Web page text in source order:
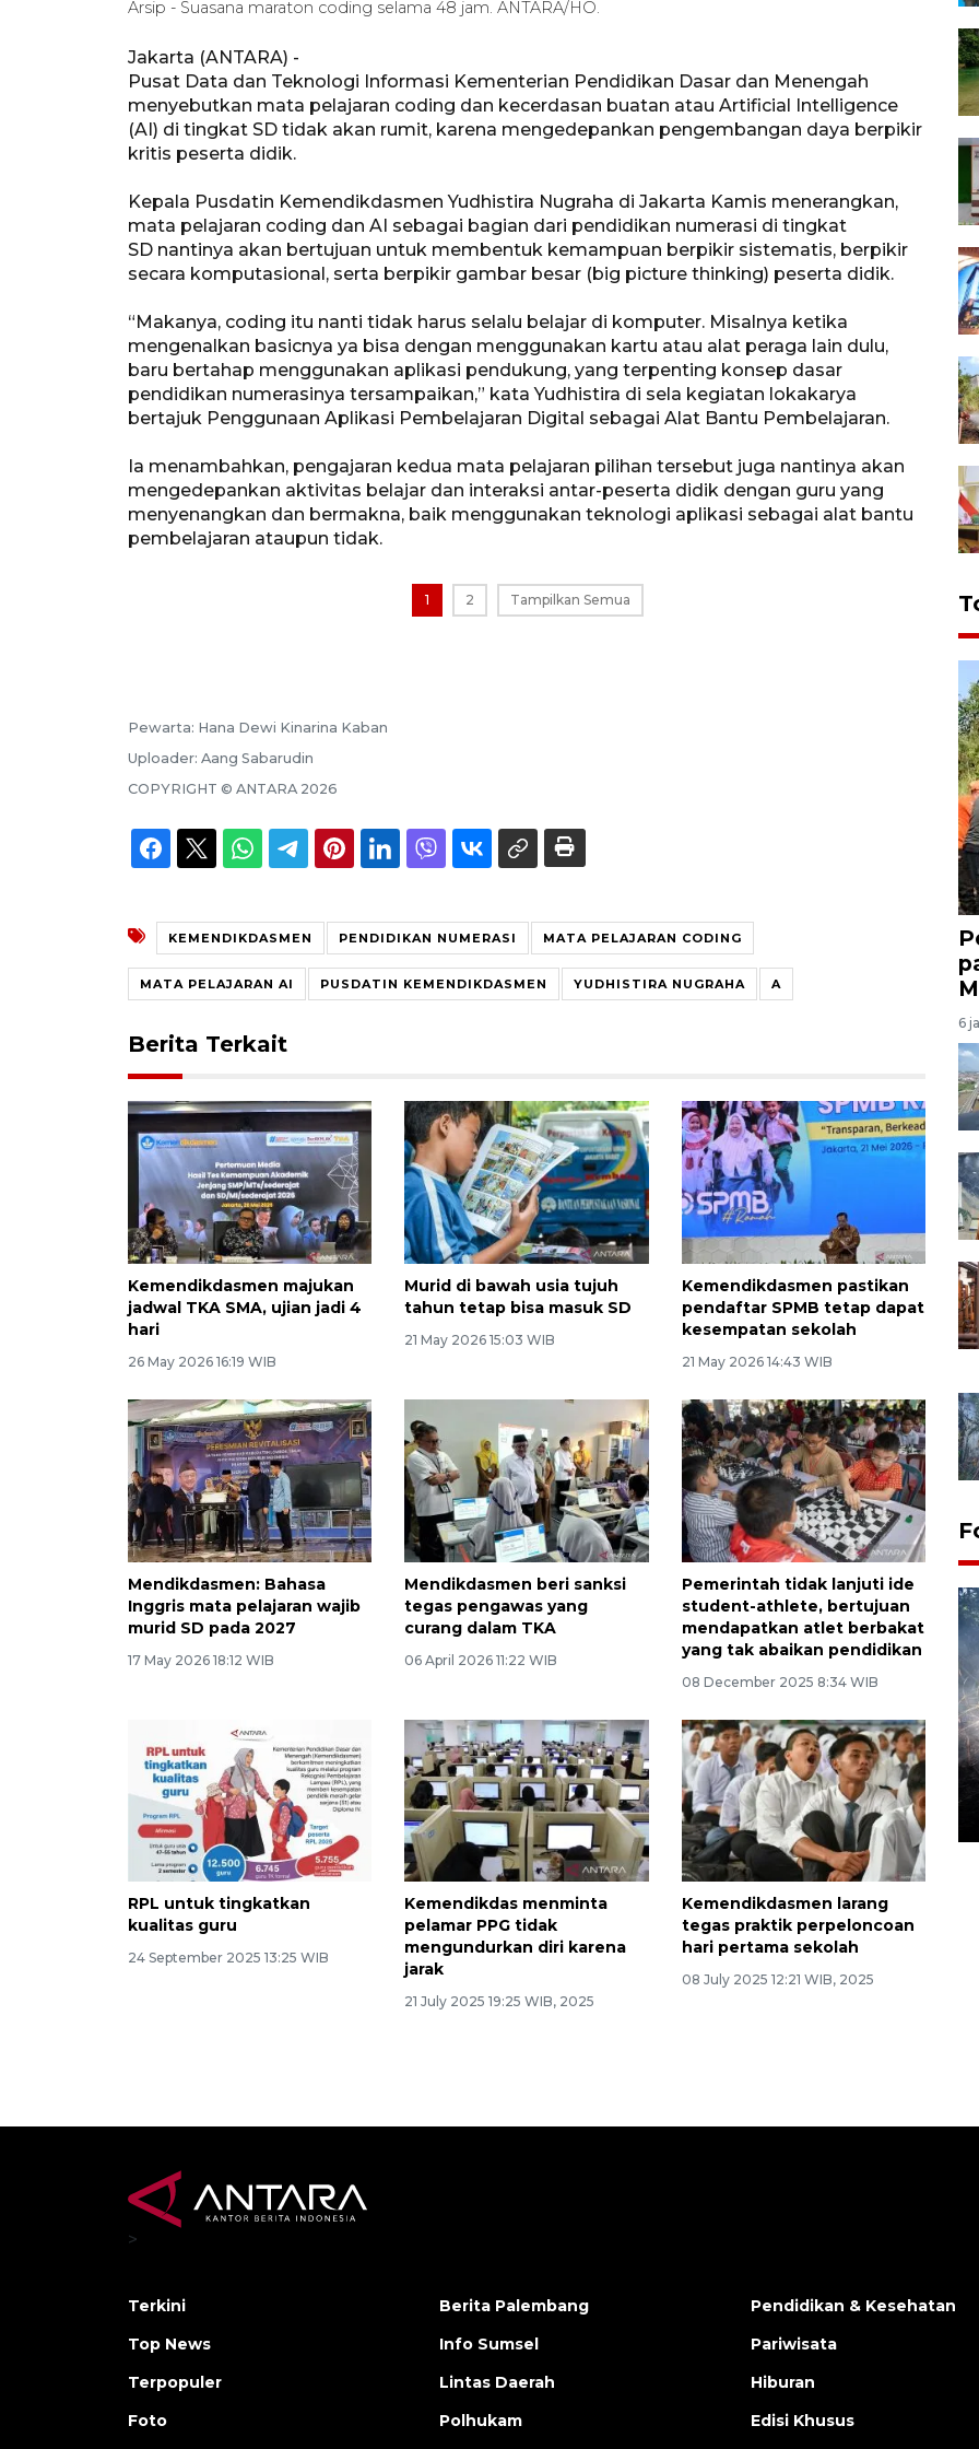
Arsip - Suasana maraton coding selama 48 jam. ANTARA/HO.
Jakarta (ANTARA) -
Pusat Data dan Teknologi Informasi Kementerian Pendidikan Dasar dan Menengah
menyebutkan mata pelajaran coding dan kecerdasan buatan atau Artificial Intelligence
(AI) di tingkat SD tidak akan rumit, karena mengedepankan pengembangan daya berpikir
kritis peserta didik.
Kepala Pusdatin Kemendikdasmen Yudhistira Nugraha di Jakarta Kamis menerangkan,
mata pelajaran coding dan AI sebagai bagian dari pendidikan numerasi di tingkat
SD nantinya akan bertujuan untuk membentuk kemampuan berpikir sistematis, berpikir
secara komputasional, serta berpikir gambar besar (big picture thinking) peserta didik.
“Makanya, coding itu nanti tidak harus selalu belajar di komputer. Misalnya ketika
mengenalkan basicnya ya bisa dengan menggunakan kartu atau alat peraga lain dulu,
baru bertahap menggunakan aplikasi pendukung, yang terpenting konsep dasar
pendidikan numerasinya tersampaikan,” kata Yudhistira di sela kegiatan lokakarya
bertajuk Penggunaan Aplikasi Pembelajaran Digital sebagai Alat Bantu Pembelajaran.
Ia menambahkan, pengajaran kedua mata pelajaran pilihan tersebut juga nantinya akan
mengedepankan aktivitas belajar dan interaksi antar-peserta didik dengan guru yang
menyenangkan dan bermakna, baik menggunakan teknologi aplikasi sebagai alat bantu
pembelajaran ataupun tidak.
1 2 Tampilkan Semua
Pewarta: Hana Dewi Kinarina Kaban
Uploader: Aang Sabarudin
COPYRIGHT © ANTARA 2026
KEMENDIKDASMEN PENDIDIKAN NUMERASI MATA PELAJARAN CODING
MATA PELAJARAN AI PUSDATIN KEMENDIKDASMEN YUDHISTIRA NUGRAHA A
Berita Terkait
Kemendikdasmen majukan
jadwal TKA SMA, ujian jadi 4
hari
26 May 2026 16:19 WIB
Murid di bawah usia tujuh
tahun tetap bisa masuk SD
21 May 2026 15:03 WIB
Kemendikdasmen pastikan
pendaftar SPMB tetap dapat
kesempatan sekolah
21 May 2026 14:43 WIB
Mendikdasmen: Bahasa
Inggris mata pelajaran wajib
murid SD pada 2027
17 May 2026 18:12 WIB
Mendikdasmen beri sanksi
tegas pengawas yang
curang dalam TKA
06 April 2026 11:22 WIB
Pemerintah tidak lanjuti ide
student-athlete, bertujuan
mendapatkan atlet berbakat
yang tak abaikan pendidikan
08 December 2025 8:34 WIB
RPL untuk tingkatkan
kualitas guru
24 September 2025 13:25 WIB
Kemendikdas menminta
pelamar PPG tidak
mengundurkan diri karena
jarak
21 July 2025 19:25 WIB, 2025
Kemendikdasmen larang
tegas praktik perpeloncoan
hari pertama sekolah
08 July 2025 12:21 WIB, 2025
6
Alokasi anggaran untuk bibit
kopi arabika Gayo
15 June 2026 11:15 WIB
>
Terkini
Top News
Terpopuler
Foto
Berita Palembang
Info Sumsel
Lintas Daerah
Polhukam
Pendidikan & Kesehatan
Pariwisata
Hiburan
Edisi Khusus